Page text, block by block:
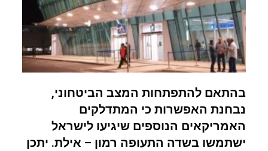
בהתאם להתפתחות המצב הביטחוני,
נבחנת האפשרות כי המתדלקים
האמריקאים הנוספים שיגיעו לישראל
ישתמשו בשדה התעופה רמון – אילת. יתכן